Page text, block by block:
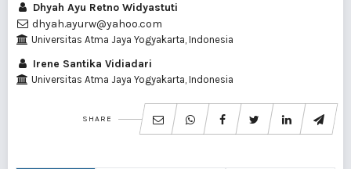
Dhyah Ayu Retno Widyastuti
dhyah.ayurw@yahoo.com
Universitas Atma Jaya Yogyakarta, Indonesia
Irene Santika Vidiadari
Universitas Atma Jaya Yogyakarta, Indonesia
SHARE